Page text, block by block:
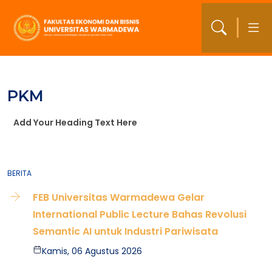
PKM
Add Your Heading Text Here
BERITA
FEB Universitas Warmadewa Gelar
International Public Lecture Bahas Revolusi
Semantic AI untuk Industri Pariwisata
Kamis, 06 Agustus 2026